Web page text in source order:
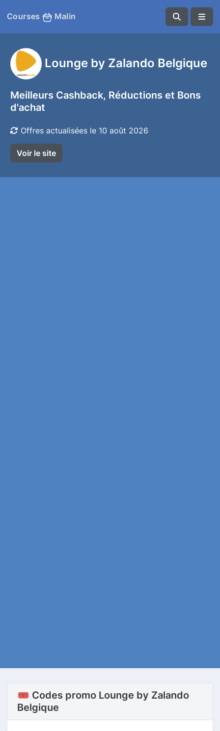
Courses Malin
Lounge by Zalando Belgique
Meilleurs Cashback, Réductions et Bons
d'achat
Offres actualisées le 10 août 2026
Voir le site
🎟️ Codes promo Lounge by Zalando
Belgique